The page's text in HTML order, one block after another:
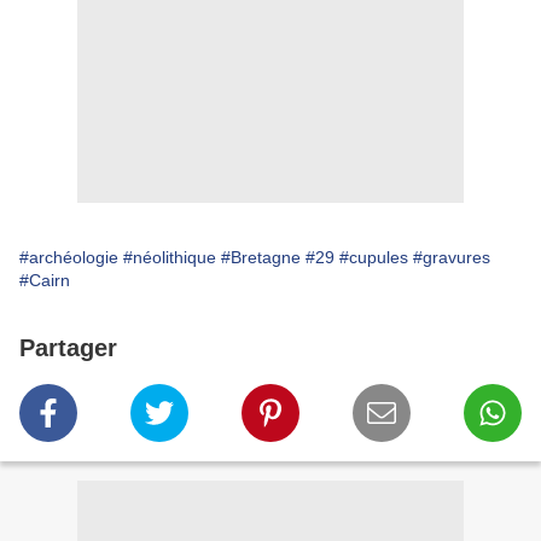
#archéologie #néolithique #Bretagne #29 #cupules #gravures
#Cairn
Partager